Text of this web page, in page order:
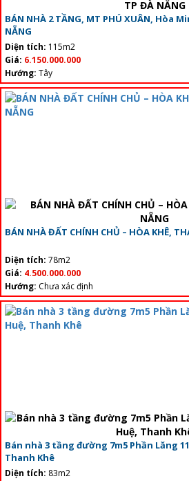
BÁN NHÀ 2 TẦNG, MT PHÚ XUÂN, Hòa
NẴNG
Diện tích: 115m2
Giá: 6.150.000.000
Hướng: Tây
BÁN NHÀ ĐẤT CHÍNH CHỦ – HÒA KHÊ,
Diện tích: 78m2
Giá: 4.500.000.000
Hướng: Chưa xác định
Bán nhà 3 tầng đường 7m5 Phần Lăng
Thanh Khê
Diện tích: 83m2